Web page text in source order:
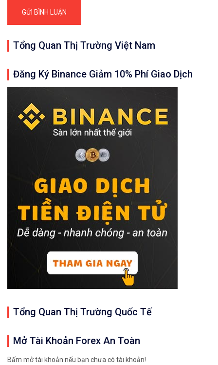
Tổng Quan Thị Trường Việt Nam
Đăng Ký Binance Giảm 10% Phí Giao Dịch
Tổng Quan Thị Trường Quốc Tế
Mở Tài Khoản Forex An Toàn
Bấm mở tài khoản nếu bạn chưa có tài khoản!